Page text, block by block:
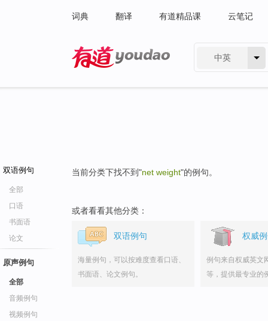
词典 翻译 有道精品课 云笔记
中英
双语例句
全部
口语
书面语
论文
原声例句
全部
音频例句
视频例句
当前分类下找不到"net weight"的例句。
或者看看其他分类：
双语例句
海量例句，可以按难度查看口语、
书面语、论文例句。
权威
例句来自权威英文
等，提供最专业的